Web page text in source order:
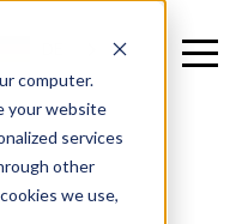
computer.
your website
services
other
we use,